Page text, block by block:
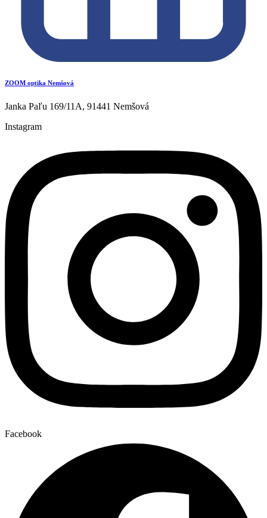
ZOOM optika Nemšová
Janka Paľu 169/11A, 91441 Nemšová
Instagram
Facebook